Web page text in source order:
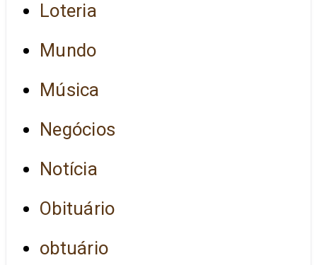
Loteria
Mundo
Música
Negócios
Notícia
Obituário
obtuário